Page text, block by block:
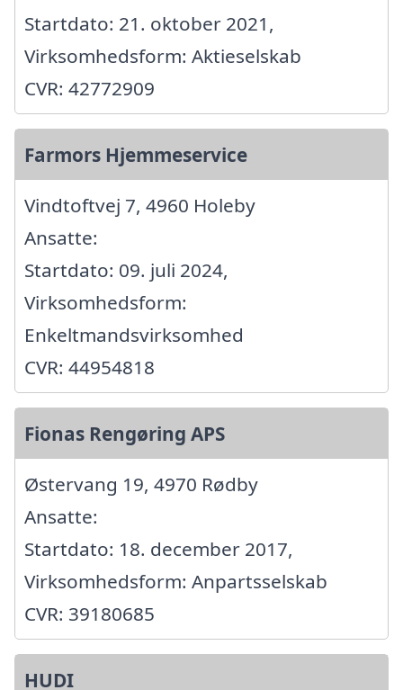
Startdato: 21. oktober 2021,
Virksomhedsform: Aktieselskab
CVR: 42772909
Farmors Hjemmeservice
Vindtoftvej 7, 4960 Holeby
Ansatte:
Startdato: 09. juli 2024,
Virksomhedsform:
Enkeltmandsvirksomhed
CVR: 44954818
Fionas Rengøring APS
Østervang 19, 4970 Rødby
Ansatte:
Startdato: 18. december 2017,
Virksomhedsform: Anpartsselskab
CVR: 39180685
HUDI